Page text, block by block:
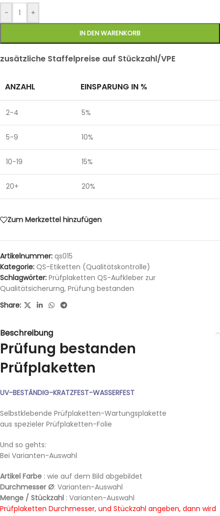
- +
IN DEN WARENKORB
zusätzliche Staffelpreise auf Stückzahl/VPE
ANZAHL EINSPARUNG IN %
2-4 5%
5-9 10%
10-19 15%
20+ 20%
Zum Merkzettel hinzufügen
Artikelnummer: qs015
Kategorie: QS-Etiketten (Qualitätskontrolle)
Schlagwörter: Prüfplaketten QS-Aufkleber zur
Qualitätsicherurng, Prüfung bestanden
Share:
Beschreibung
Prüfung bestanden
Prüfplaketten
UV-BESTÄNDIG-KRATZFEST-WASSERFEST
Selbstklebende Prüfplaketten-Wartungsplakette
aus spezieler Prüfplaketten-Folie
Und so gehts:
Bei Varianten-Auswahl
Artikel Farbe : wie auf dem Bild abgebildet
Durchmesser Ø: Varianten-Auswahl
Menge / Stückzahl : Varianten-Auswahl
Prüfplaketten Durchmesser, und Stückzahl angeben, dann wird